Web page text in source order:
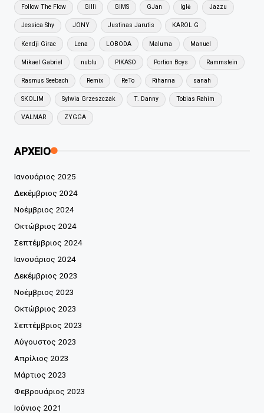
Follow The Flow Gilli GIMS GJan Iglė Jazzu
Jessica Shy JONY Justinas Jarutis KAROL G
Kendji Girac Lena LOBODA Maluma Manuel
Mikael Gabriel nublu PIKASO Portion Boys Rammstein
Rasmus Seebach Remix ReTo Rihanna sanah
SKOLIM Sylwia Grzeszczak T. Danny Tobias Rahim
VALMAR ZYGGA
ΑΡΧΕΙΟ
Ιανουάριος 2025
Δεκέμβριος 2024
Νοέμβριος 2024
Οκτώβριος 2024
Σεπτέμβριος 2024
Ιανουάριος 2024
Δεκέμβριος 2023
Νοέμβριος 2023
Οκτώβριος 2023
Σεπτέμβριος 2023
Αύγουστος 2023
Απρίλιος 2023
Μάρτιος 2023
Φεβρουάριος 2023
Ιούνιος 2021